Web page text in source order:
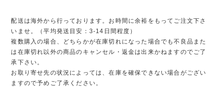
配送は海外から行っております。お時間に余裕をもってご注文下さ
いませ。（平均発送目安：3-14日間程度）
複数購入の場合、どちらかが在庫切れになった場合でも不良品また
は在庫切れ以外の商品のキャンセル・返金は出来かねますのでご了
承下さい。
お取り寄せ先の状況によっては、在庫を確保できない場合がござい
ますので予めご了承ください。